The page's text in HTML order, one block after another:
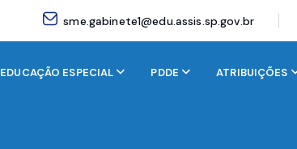
sme.gabinete1@edu.assis.sp.gov.br
EDUCAÇÃO ESPECIAL PDDE ATRIBUIÇÕES